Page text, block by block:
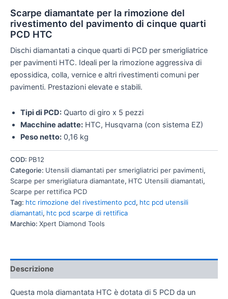
Scarpe diamantate per la rimozione del
rivestimento del pavimento di cinque quarti
PCD HTC
Dischi diamantati a cinque quarti di PCD per smerigliatrice
per pavimenti HTC. Ideali per la rimozione aggressiva di
epossidica, colla, vernice e altri rivestimenti comuni per
pavimenti. Prestazioni elevate e stabili.
Tipi di PCD: Quarto di giro x 5 pezzi
Macchine adatte: HTC, Husqvarna (con sistema EZ)
Peso netto: 0,16 kg
COD: PB12
Categorie: Utensili diamantati per smerigliatrici per pavimenti,
Scarpe per smerigliatura diamantate, HTC Utensili diamantati,
Scarpe per rettifica PCD
Tag: htc rimozione del rivestimento pcd, htc pcd utensili
diamantati, htc pcd scarpe di rettifica
Marchio: Xpert Diamond Tools
Descrizione
Questa mola diamantata HTC è dotata di 5 PCD da un